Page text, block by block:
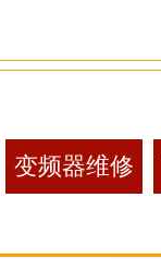
变频器维修